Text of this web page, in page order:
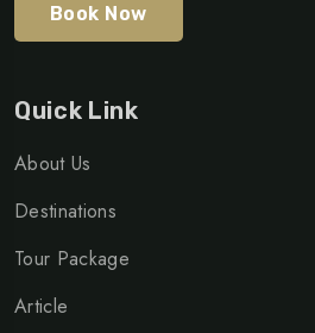
Book Now
Quick Link
About Us
Destinations
Tour Package
Article